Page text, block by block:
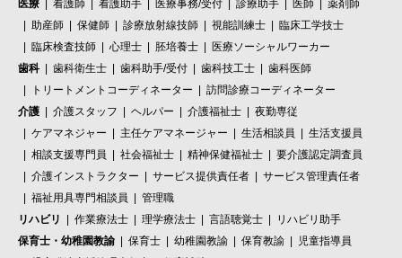
医療 看護師 看護助手 医療事務/受付 診療助手 医師
薬剤師
助産師
保健師 診療放射線技師 視能訓練士
臨床工学技士
臨床検査技師
心理士 胚培養士
医療ソーシャルワーカー
歯科
歯科衛生士 歯科助手/受付 歯科技工士
歯科医師
トリートメントコーディネーター
訪問診療コーディネーター
介護
介護スタッフ ヘルパー 介護福祉士
夜勤専従
ケアマネジャー
主任ケアマネージャー 生活相談員
生活支援員
相談支援専門員
社会福祉士 精神保健福祉士
要介護認定調査員
介護インストラクター
サービス提供責任者
サービス管理責任者
福祉用具専門相談員
管理職
リハビリ
作業療法士 理学療法士 言語聴覚士
リハビリ助手
保育士・幼稚園教諭
保育士 幼稚園教諭 保育教諭
児童指導員